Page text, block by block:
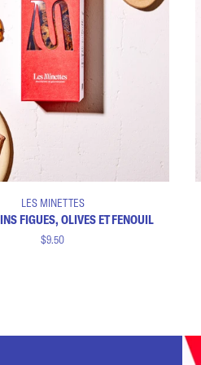
LES MINETTES
FIGUES, OLIVES ET FENOUIL
$9.50